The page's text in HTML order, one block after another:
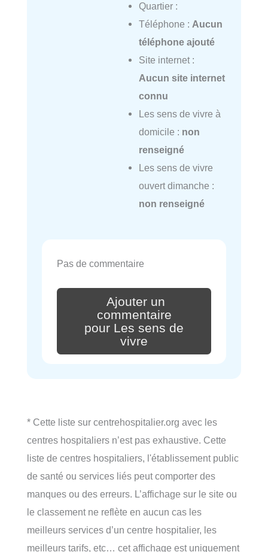
Quartier :
Téléphone : Aucun
téléphone ajouté
Site internet :
Aucun site internet
connu
Les sens de vivre à
domicile : non
renseigné
Les sens de vivre
ouvert dimanche :
non renseigné
Pas de commentaire
Ajouter un
commentaire
pour Les sens de
vivre
* Cette liste sur centrehospitalier.org avec les
centres hospitaliers n’est pas exhaustive. Cette
liste de centres hospitaliers, l'établissement public
de santé ou services liés peut comporter des
manques ou des erreurs. L’affichage sur le site ou
le classement ne reflète en aucun cas les
meilleurs services d’un centre hospitalier, les
meilleurs tarifs, etc… cet affichage est uniquement